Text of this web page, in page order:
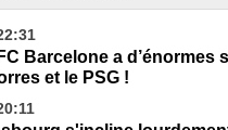
Barcelone a d’énormes
et le PSG !